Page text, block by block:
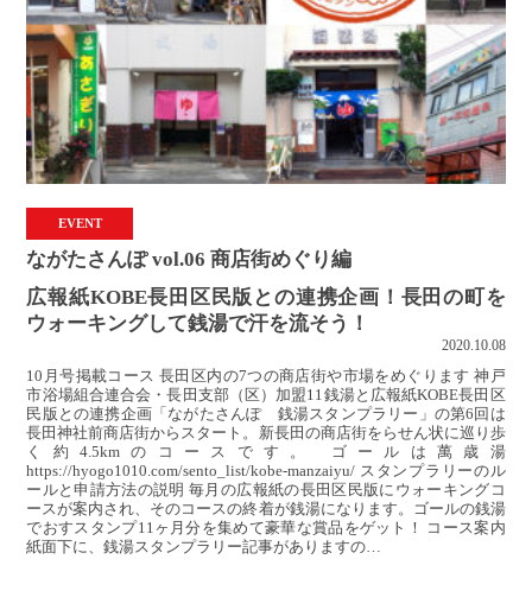
EVENT
ながたさんぽ vol.06 商店街めぐり編
広報紙KOBE長田区民版との連携企画！長田の町を
ウォーキングして銭湯で汗を流そう！
2020.10.08
10月号掲載コース 長田区内の7つの商店街や市場をめぐります 神戸
市浴場組合連合会・長田支部（区）加盟11銭湯と広報紙KOBE長田区
民版との連携企画「ながたさんぽ 銭湯スタンプラリー」の第6回は
長田神社前商店街からスタート。新長田の商店街をらせん状に巡り歩
く約4.5kmのコースです。 ゴールは萬歳湯
https://hyogo1010.com/sento_list/kobe-manzaiyu/ スタンプラリーのル
ールと申請方法の説明 毎月の広報紙の長田区民版にウォーキングコ
ースが案内され、そのコースの終着が銭湯になります。ゴールの銭湯
でおすスタンプ11ヶ月分を集めて豪華な賞品をゲット！ コース案内
紙面下に、銭湯スタンプラリー記事がありますの…